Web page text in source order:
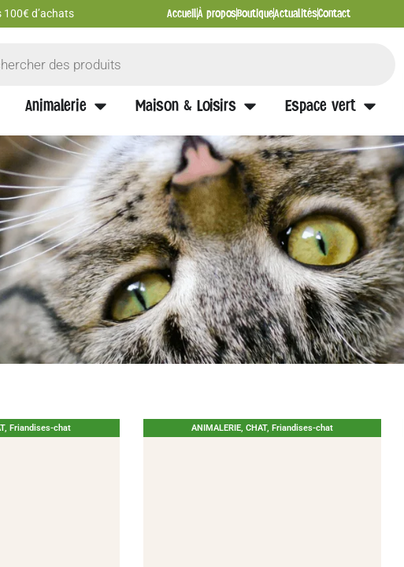
d’achats AccueilÀ proposBoutiqueActualitésContact
Animalerie Maison & Loisirs Espace vert
,Friandises-chat ANIMALERIE, CHAT, Friandises-chat